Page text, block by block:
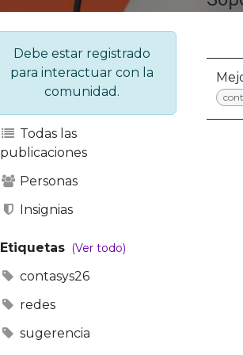
Debe estar registrado
para interactuar con la
comunidad.
Todas las
publicaciones
Personas
Insignias
Etiquetas (Ver todo)
contasys26
redes
sugerencia